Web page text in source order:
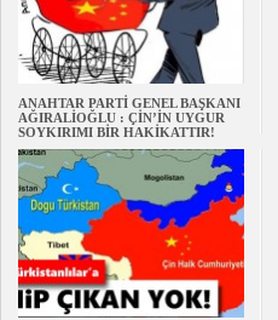
ANAHTAR PARTİ GENEL BAŞKANI
AĞIRALİOĞLU : ÇİN’İN UYGUR
SOYKIRIMI BİR HAKİKATTIR!